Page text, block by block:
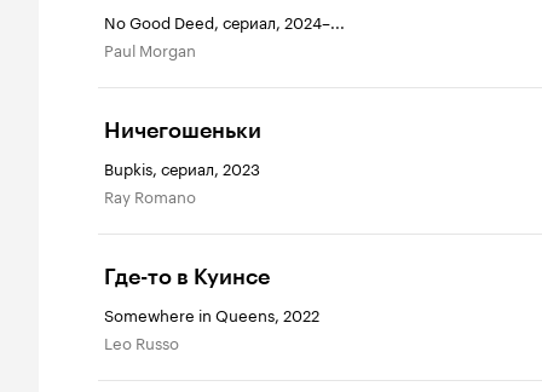
No Good Deed, сериал, 2024–...
Paul Morgan
Ничегошеньки
Bupkis, сериал, 2023
Ray Romano
Где-то в Куинсе
Somewhere in Queens, 2022
Leo Russo